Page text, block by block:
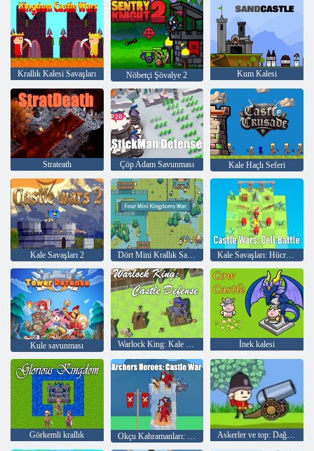
Krallık Kalesi Savaşları Nöbetçi Şövalye 2 Kum Kalesi
Strateath Çöp Adam Savunması Kale Haçlı Seferi
Kale Savaşları 2 Dört Mini Krallık Savaşı Kale Savaşları: Hücre Savaşı
Kule savunması Warlock King: Kale Savunması İnek kalesi
Görkemli krallık Askerler ve top: Dağ Saldırı